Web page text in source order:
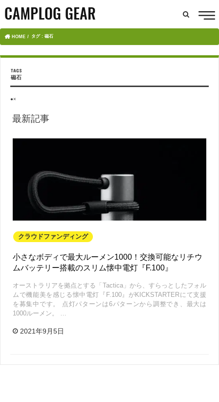
HOME タグ : 磁石
磁石
●×
最新記事
クラウドファンディング
小さなボディで最大ルーメン1000！交換可能なリチウ
ムバッテリー搭載のスリム懐中電灯『F.100』
オーストラリアを拠点とする「Tactica」から、すらっとしたフォル
ムで機能美を感じる懐中電灯『F.100』がKICKSTARTERにて支援
を募集中です。 点灯パターンは6パターンから調整でき、最大は
1000ルーメン。 …
2021年9月5日